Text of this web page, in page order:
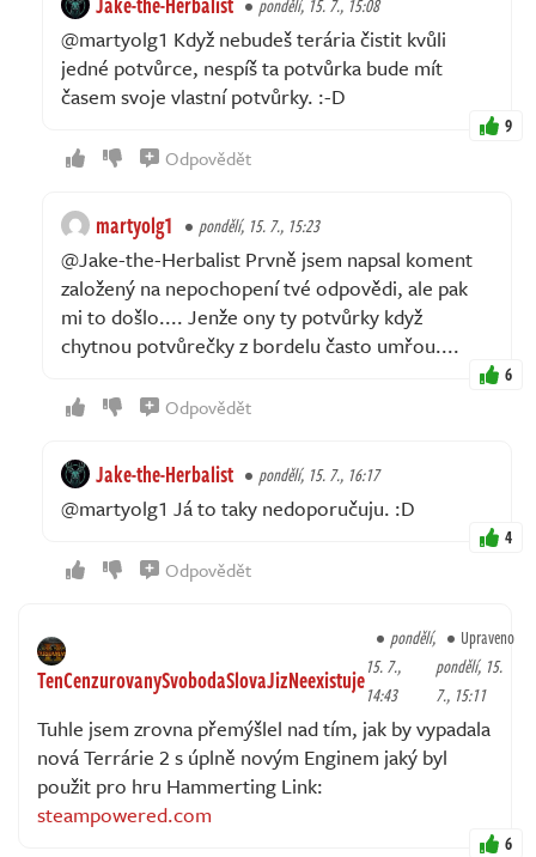
@martyolg1 Když nebudeš terária čistit kvůli
jedné potvůrce, nespíš ta potvůrka bude mít
časem svoje vlastní potvůrky. :-D
9
Odpovědět
martyolg1 pondělí, 15. 7., 15:23
@Jake-the-Herbalist Prvně jsem napsal koment
založený na nepochopení tvé odpovědi, ale pak
mi to došlo.... Jenže ony ty potvůrky když
chytnou potvůrečky z bordelu často umřou....
6
Odpovědět
Jake-the-Herbalist pondělí, 15. 7., 16:17
@martyolg1 Já to taky nedoporučuju. :D
4
Odpovědět
TenCenzurovanySvobodaSlovaJizNeexistuje
pondělí,
15. 7.,
14:43
Upraveno
pondělí, 15.
7., 15:11
Tuhle jsem zrovna přemýšlel nad tím, jak by vypadala
nová Terrárie 2 s úplně novým Enginem jaký byl
použit pro hru Hammerting Link:
steampowered.com
6